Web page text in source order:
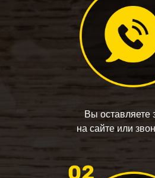
Вы оставляете
на сайте или